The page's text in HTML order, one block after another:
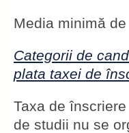
Media minimă
Categorii de
plata taxei de
Taxa de
de studii nu se